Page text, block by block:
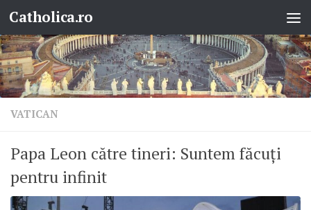
Skip to content
Catholica.ro
VATICAN
Papa Leon către tineri: Suntem făcuți
pentru infinit